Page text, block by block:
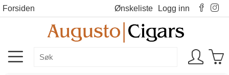
Forsiden Ønskeliste Logg inn